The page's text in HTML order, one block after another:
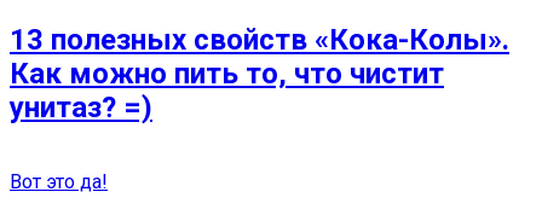
13 полезных свойств «Кока-Колы».
Как можно пить то, что чистит
унитаз? =)
Вот это да!